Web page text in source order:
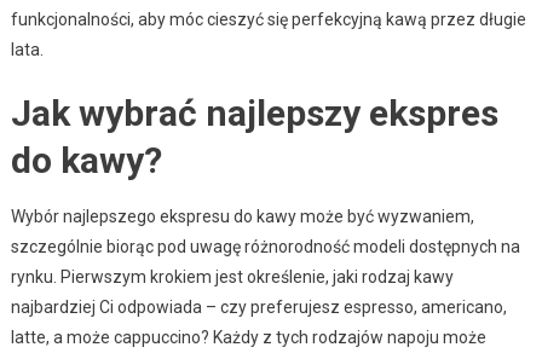
funkcjonalności, aby móc cieszyć się perfekcyjną kawą przez długie
lata.
Jak wybrać najlepszy ekspres
do kawy?
Wybór najlepszego ekspresu do kawy może być wyzwaniem,
szczególnie biorąc pod uwagę różnorodność modeli dostępnych na
rynku. Pierwszym krokiem jest określenie, jaki rodzaj kawy
najbardziej Ci odpowiada – czy preferujesz espresso, americano,
latte, a może cappuccino? Każdy z tych rodzajów napoju może